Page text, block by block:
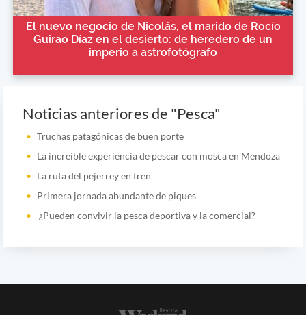
El nuevo negocio de Nicolás, el marido de Rocío
Guirao Díaz en el desierto: de heredero de un
imperio a astrofotógrafo
Noticias anteriores de "Pesca"
Truchas patagónicas de buen porte
La increíble experiencia de pescar con mosca en Mendoza
La ruta del pejerrey en tren
Primera jornada abundante de piques
¿Pueden convivir la pesca deportiva y la comercial?